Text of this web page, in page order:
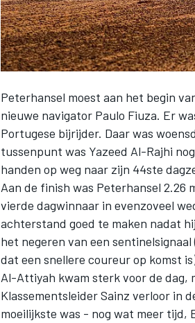
WEC DTM
Peterhansel moest aan het begin
nieuwe navigator Paulo Fiuza. Er
Portugese bijrijder. Daar was
tussenpunt was Yazeed Al-Rajhi
handen op weg naar zijn 44ste
Aan de finish was Peterhansel 2.26
vierde dagwinnaar in evenzoveel
achterstand goed te maken nadat
het negeren van een sentinelsignaal
dat een snellere coureur op komst
Al-Attiyah kwam sterk voor de dag,
Klassementsleider Sainz verloor in
moeilijkste was - nog wat meer tijd,